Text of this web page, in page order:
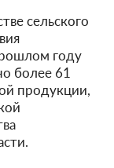
сельского
году
более 61
продукции,